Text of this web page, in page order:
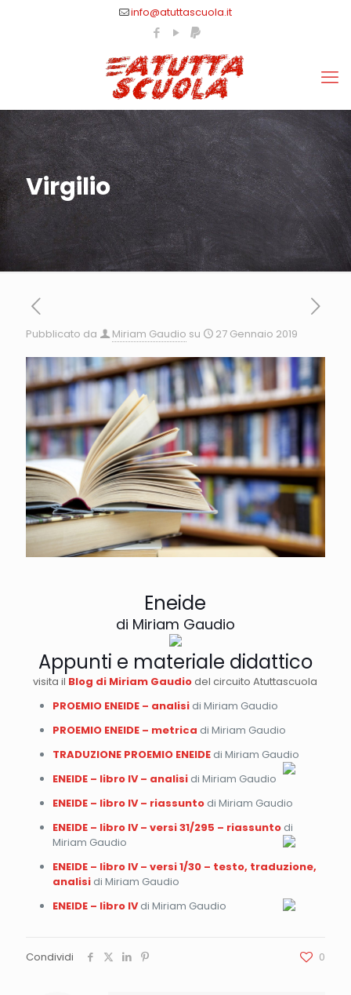
info@atuttascuola.it
Virgilio
Pubblicato da Miriam Gaudio su 27 Gennaio 2019
Eneide
di Miriam Gaudio
Appunti e materiale didattico
visita il Blog di Miriam Gaudiodel circuito Atuttascuola
PROEMIO ENEIDE – analisidi Miriam Gaudio
PROEMIO ENEIDE – metrica di Miriam Gaudio
TRADUZIONE PROEMIO ENEIDEdi Miriam Gaudio
ENEIDE – libro IV – analisidi Miriam Gaudio
ENEIDE – libro IV – riassuntodi Miriam Gaudio
ENEIDE – libro IV – versi 31/295 – riassuntodi
Miriam Gaudio
ENEIDE – libro IV – versi 1/30 – testo, traduzione,
analisidi Miriam Gaudio
ENEIDE – libro IVdi Miriam Gaudio
Condividi 0